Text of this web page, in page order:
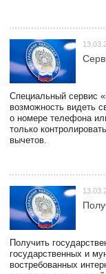
Специальный сервис
возможность видеть
о номере телефона
только
вычетов.
Получить
государственных и
востребованных